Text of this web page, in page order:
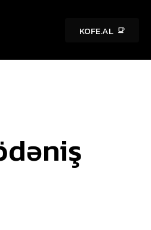
KOFE.AL